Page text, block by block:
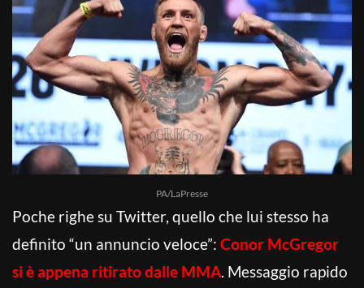
PA/LaPresse
Poche righe su Twitter, quello che lui stesso ha
definito “un annuncio veloce”: Conor McGregor
si è appena ritirato dalle MMA. Messaggio rapido